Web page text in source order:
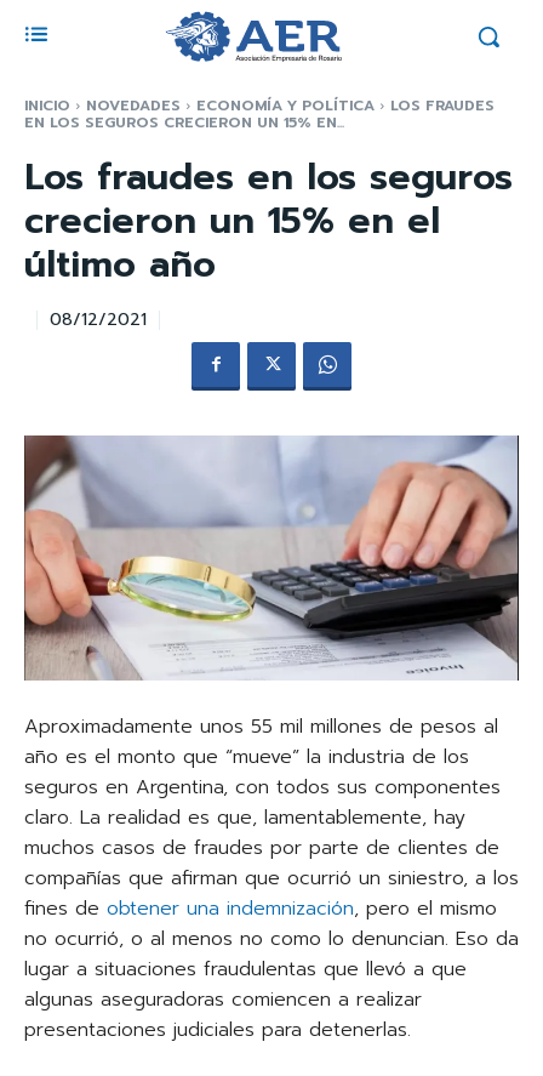
INICIO NOVEDADES ECONOMÍA Y POLÍTICA LOS FRAUDES
EN LOS SEGUROS CRECIERON UN 15% EN...
Los fraudes en los seguros
crecieron un 15% en el
último año
08/12/2021
Aproximadamente unos 55 mil millones de pesos al
año es el monto que “mueve” la industria de los
seguros en Argentina, con todos sus componentes
claro. La realidad es que, lamentablemente, hay
muchos casos de fraudes por parte de clientes de
compañías que afirman que ocurrió un siniestro, a los
fines de obtener una indemnización, pero el mismo
no ocurrió, o al menos no como lo denuncian. Eso da
lugar a situaciones fraudulentas que llevó a que
algunas aseguradoras comiencen a realizar
presentaciones judiciales para detenerlas.